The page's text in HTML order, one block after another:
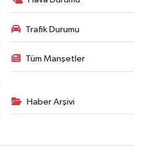
Trafik Durumu
Tüm Manşetler
Haber Arşivi